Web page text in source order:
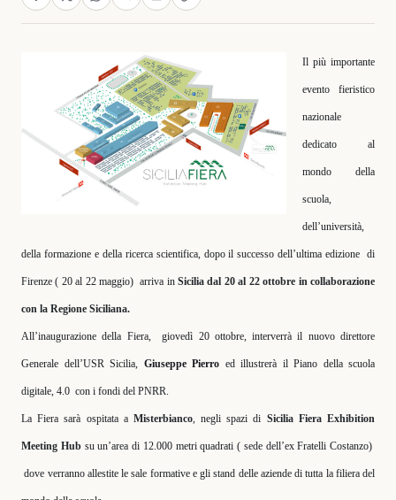
Il più importante
evento fieristico
nazionale
dedicato al
mondo della
scuola,
dell’università,
della formazione e della ricerca scientifica, dopo il successo dell’ultima edizione di
Firenze ( 20 al 22 maggio) arriva in Sicilia dal 20 al 22 ottobre in collaborazione
con la Regione Siciliana.
All’inaugurazione della Fiera, giovedì 20 ottobre, interverrà il nuovo direttore
Generale dell’USR Sicilia, Giuseppe Pierro ed illustrerà il Piano della scuola
digitale, 4.0 con i fondi del PNRR.
La Fiera sarà ospitata aMisterbianco, negli spazi di Sicilia Fiera Exhibition
Meeting Hubsu un’area di 12.000 metri quadrati ( sede dell’ex Fratelli Costanzo)
dove verranno allestite le sale formative e gli stand delle aziende di tutta la filiera del